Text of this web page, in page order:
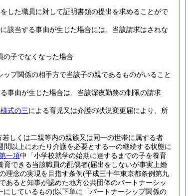
した職員に対して証明書類の提出を求めることがで
該当する事由が生じた場合には、当該請求はされな
の子でなくなった場合
プ関係の相手方で当該子の親であるものがいること
事由が生じた場合は、当該深夜勤務の制限の請求
式の三による育児又は介護の状況変更届により、所
しくは二親等内の親族又は同一の世帯に属する者
間以上にわたり介護を必要とする一の継続する状態に
一項中「小学校就学の始期に達するまでの子を養育
育できる当該職員の配偶者(届出をしないが事実上婚
理念の実現を目指す条例(平成三十年東京都条例第九
あると知事が認めた地方公共団体のパートナーシッ
にしているもの(以下単に「パートナーシップ関係の